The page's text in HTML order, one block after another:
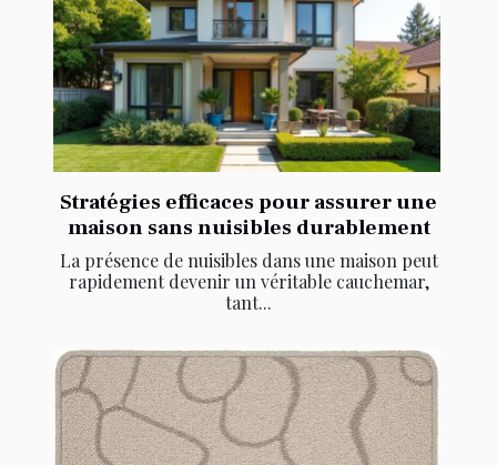
Stratégies efficaces pour assurer une
maison sans nuisibles durablement
La présence de nuisibles dans une maison peut
rapidement devenir un véritable cauchemar,
tant...